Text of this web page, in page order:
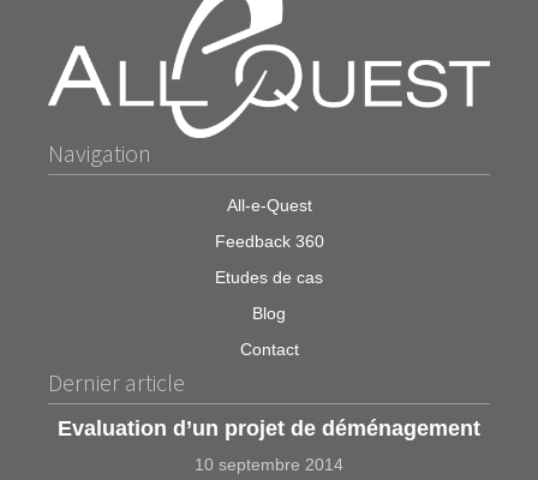
Navigation
All-e-Quest
Feedback 360
Etudes de cas
Blog
Contact
Dernier article
Evaluation d’un projet de déménagement
10 septembre 2014